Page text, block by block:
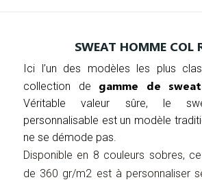
SWEAT HOMME COL
Ici l’un des modèles les plus
collection de gamme de
Véritable valeur sûre, le
personnalisable est un modèle
ne se démode pas.
Disponible en 8 couleurs sobres,
de 360 gr/m2 est à personnaliser